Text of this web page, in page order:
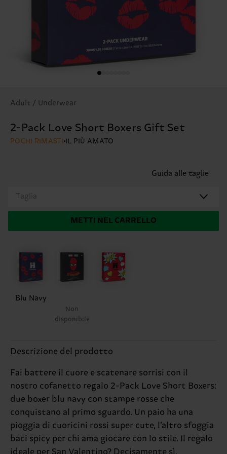
Adult / Underwear
2-Pack Love Short Boxers Gift Set
POCHI RIMASTI IL PIÙ AMATO
Guida alle taglie
Taglia
METTI NEL CARRELLO
Blu Navy
Non
disponibile
Descrizione del prodotto
Fai battere il cuore e scatenare sorrisi con il
nostro cofanetto regalo 2-Pack Love Short Boxers:
due boxer blu navy con stampe rosse che
conquistano al primo sguardo. Un paio ha una
pioggia di cuoricini rossi super cute, l’altro sfoggia
baci spicy per chi ama giocare con lo stile. Il regalo
ideale per San Valentino? Decisamente sì,